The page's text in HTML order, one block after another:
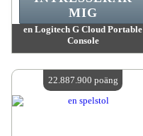
en Logitech G Cloud Portable
Console
Antal tillgängliga:4
MIG
22.887.900 poäng